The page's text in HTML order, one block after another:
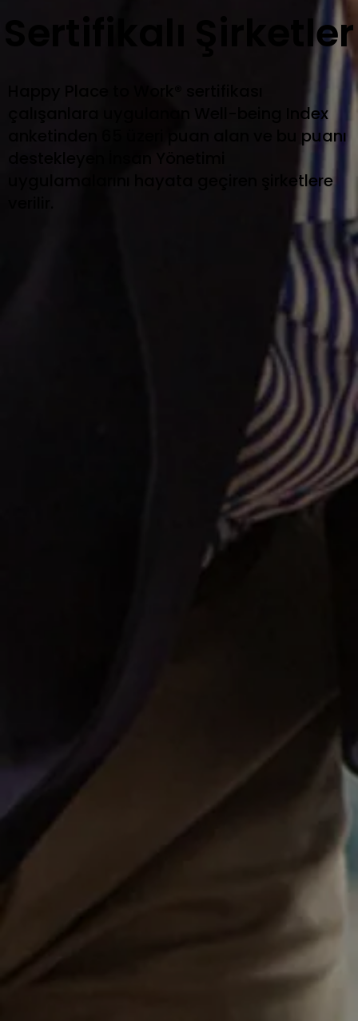
Sertifikalı Şirketler
çalışanlara uygulanan Well-being Index
anketinden 65 üzeri puan alan ve bu puanı
uygulamalarını hayata geçiren şirketlere